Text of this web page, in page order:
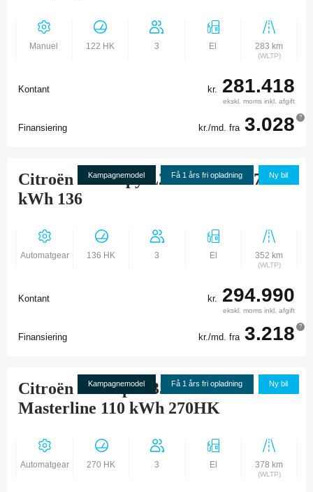
Manuel 122 HK 3 El 283 km
(WLTP)
Kontant kr. 281.418
ekskl. moms inkl. afgift
Finansiering kr./md. fra 3.028 ?
Kampagnemodel Få 1 års fri opladning Ny bil
Citroën Ë-Jumpy L2 Masterline 75
kWh 136
Automatgear 136 HK 3 El 352 km
(WLTP)
Kontant kr. 294.990
ekskl. moms inkl. afgift
Finansiering kr./md. fra 3.218 ?
Kampagnemodel Få 1 års fri opladning Ny bil
Citroën ë-Jumper 35H L3H2
Masterline 110 kWh 270HK
Automatgear 270 HK 3 El 378 km
(WLTP)